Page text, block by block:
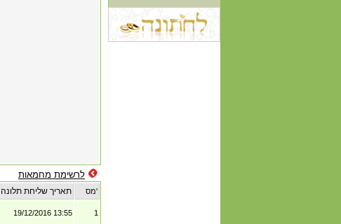
לרשימת מחמאות
תאריך שליחת תלונה מס'
19/12/2016 13:55 1